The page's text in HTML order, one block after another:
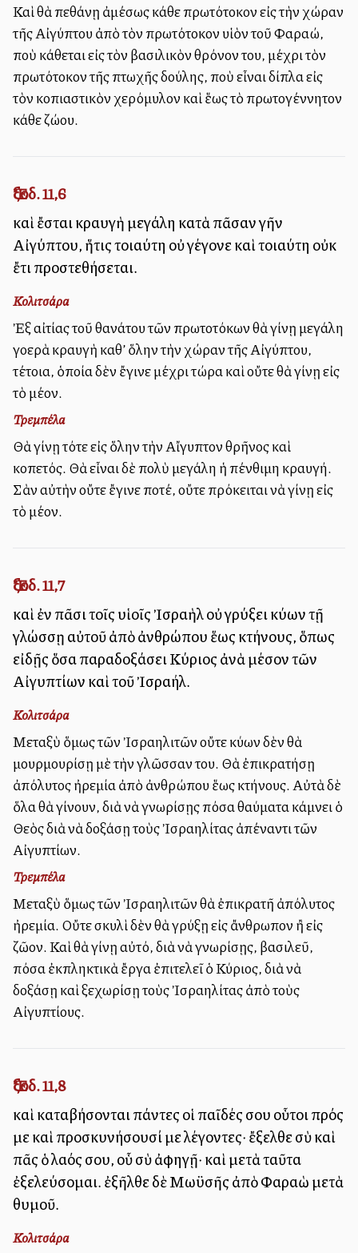
Καὶ θὰ πεθάνῃ ἀμέσως κάθε πρωτότοκον εἰς τὴν χώραν
τῆς Αἰγύπτου ἀπὸ τὸν πρωτότοκον υἱὸν τοῦ Φαραώ,
ποὺ κάθεται εἰς τὸν βασιλικὸν θρόνον του, μέχρι τὸν
πρωτότοκον τῆς πτωχῆς δούλης, ποὺ εἶναι δίπλα εἰς
τὸν κοπιαστικὸν χερόμυλον καὶ ἕως τὸ πρωτογέννητον
κάθε ζώου.
Ἔξοδ. 11,6
καὶ ἔσται κραυγὴ μεγάλη κατὰ πᾶσαν γῆν
Αἰγύπτου, ἥτις τοιαύτη οὐ γέγονε καὶ τοιαύτη οὐκ
ἔτι προστεθήσεται.
Κολιτσάρα
Ἐξ αἰτίας τοῦ θανάτου τῶν πρωτοτόκων θὰ γίνῃ μεγάλη
γοερὰ κραυγὴ καθ’ ὅλην τὴν χώραν τῆς Αἰγύπτου,
τέτοια, ὁποία δὲν ἔγινε μέχρι τώρα καὶ οὔτε θὰ γίνῃ εἰς
τὸ μέλλον.
Τρεμπέλα
Θὰ γίνῃ τότε εἰς ὅλην τὴν Αἴγυπτον θρῆνος καὶ
κοπετός. Θὰ εἶναι δὲ πολὺ μεγάλη ἡ πένθιμη κραυγή.
Σὰν αὐτὴν οὔτε ἔγινε ποτέ, οὔτε πρόκειται νὰ γίνῃ εἰς
τὸ μέλλον.
Ἔξοδ. 11,7
καὶ ἐν πᾶσι τοῖς υἱοῖς Ἰσραὴλ οὐ γρύξει κύων τῇ
γλώσσῃ αὐτοῦ ἀπὸ ἀνθρώπου ἕως κτήνους, ὅπως
εἰδῇς ὅσα παραδοξάσει Κύριος ἀνὰ μέσον τῶν
Αἰγυπτίων καὶ τοῦ Ἰσραήλ.
Κολιτσάρα
Μεταξὺ ὅμως τῶν Ἰσραηλιτῶν οὔτε κύων δὲν θὰ
μουρμουρίσῃ μὲ τὴν γλῶσσαν του. Θὰ ἐπικρατήσῃ
ἀπόλυτος ἠρεμία ἀπὸ ἀνθρώπου ἕως κτήνους. Αὐτὰ δὲ
ὅλα θὰ γίνουν, διὰ νὰ γνωρίσῃς πόσα θαύματα κάμνει ὁ
Θεὸς διὰ νὰ δοξάσῃ τοὺς Ἰσραηλίτας ἀπέναντι τῶν
Αἰγυπτίων.
Τρεμπέλα
Μεταξὺ ὅμως τῶν Ἰσραηλιτῶν θὰ ἐπικρατῆ ἀπόλυτος
ἠρεμία. Οὔτε σκυλὶ δὲν θὰ γρύξῃ εἰς ἄνθρωπον ἢ εἰς
ζῶον. Καὶ θὰ γίνῃ αὐτό, διὰ νὰ γνωρίσῃς, βασιλεῦ,
πόσα ἐκπληκτικὰ ἔργα ἐπιτελεῖ ὁ Κύριος, διὰ νὰ
δοξάσῃ καὶ ξεχωρίσῃ τοὺς Ἰσραηλίτας ἀπὸ τοὺς
Αἰγυπτίους.
Ἔξοδ. 11,8
καὶ καταβήσονται πάντες οἱ παῖδές σου οὗτοι πρός
με καὶ προσκυνήσουσί με λέγοντες· ἔξελθε σὺ καὶ
πᾶς ὁ λαός σου, οὗ σὺ ἀφηγῇ· καὶ μετὰ ταῦτα
ἐξελεύσομαι. ἐξῆλθε δὲ Μωϋσῆς ἀπὸ Φαραὼ μετὰ
θυμοῦ.
Κολιτσάρα